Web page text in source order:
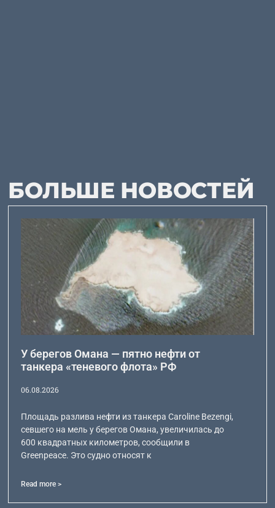
БОЛЬШЕ НОВОСТЕЙ
У берегов Омана — пятно нефти от
танкера «теневого флота» РФ
06.08.2026
Площадь разлива нефти из танкера Caroline Bezengi,
севшего на мель у берегов Омана, увеличилась до
600 квадратных километров, сообщили в
Greenpeace. Это судно относят к
Read more >